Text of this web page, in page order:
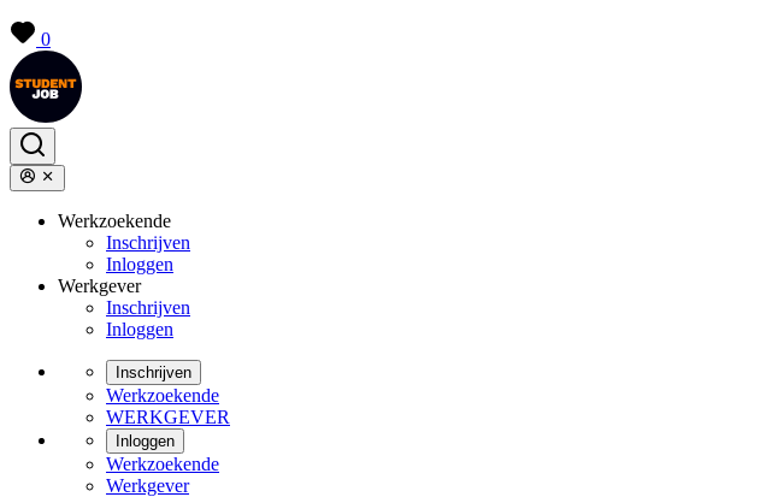
0
Werkzoekende
Inschrijven
Inloggen
Werkgever
Inschrijven
Inloggen
Inschrijven
Werkzoekende
WERKGEVER
Inloggen
Werkzoekende
Werkgever